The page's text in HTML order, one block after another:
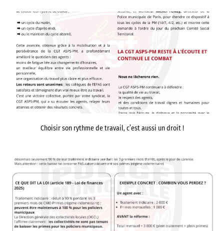
Choisir son rythme de travail, c’est aussi un droit !